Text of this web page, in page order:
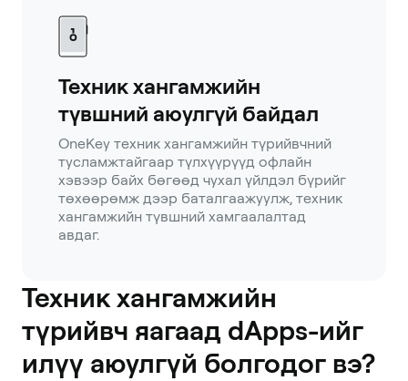
Техник хангамжийн
түвшний аюулгүй байдал
OneKey техник хангамжийн түрийвчний
тусламжтайгаар түлхүүрүүд офлайн
хэвээр байх бөгөөд чухал үйлдэл бүрийг
төхөөрөмж дээр баталгаажуулж, техник
хангамжийн түвшний хамгаалалтад
авдаг.
Техник хангамжийн
түрийвч яагаад dApps-ийг
илүү аюулгүй болгодог вэ?